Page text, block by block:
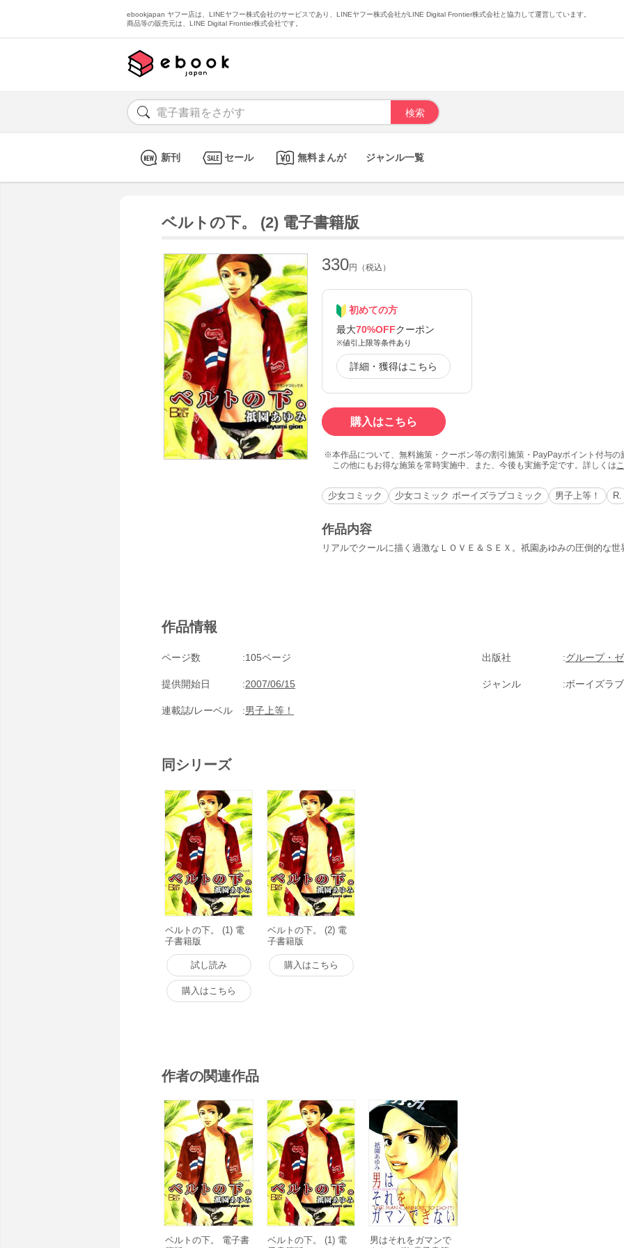
ebookjapan ヤフー店は、LINEヤフー株式会社のサービスであり、LINEヤフー株式会社がLINE Digital Frontier株式会社と協力して運営しています。
商品等の販売元は、LINE Digital Frontier株式会社です。
新刊 セール 無料まんが ジャンル一覧
ベルトの下。 (2) 電子書籍版
330円（税込）
初めての方
最大70%OFFクーポン
※値引上限等条件あり
詳細・獲得はこちら
購入はこちら
本作品について、無料施策・クーポン等の割引施策・PayPayポイント付与の
この他にもお得な施策を常時実施中、また、今後も実施予定です。詳しくは
少女コミック 少女コミック ボーイズラブコミック 男子上等！ R.
作品内容
リアルでクールに描く過激なＬＯＶＥ＆ＳＥＸ。祇園あゆみの圧倒的な世
作品情報
ページ数 105ページ 出版社 グループ・
提供開始日 2007/06/15 ジャンル ボーイズラ
連載誌/レーベル 男子上等！
同シリーズ
ベルトの下。 (1) 電
子書籍版
試し読み
購入はこちら
ベルトの下。 (2) 電
子書籍版
購入はこちら
作者の関連作品
ベルトの下。 電子書
ベルトの下。 (1) 電
男はそれをガマンで